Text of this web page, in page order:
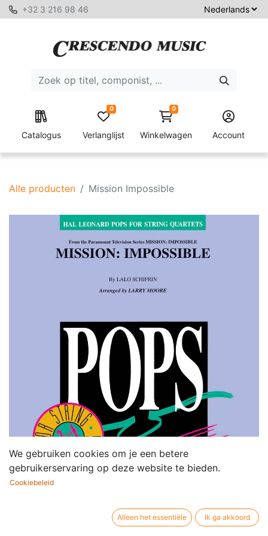
+32 3 216 98 46
Catalogus Verlanglijst
0 0
Winkelwagen Account
Alle producten Mission Impossible
We gebruiken cookies om je een betere
gebruikerservaring op deze website te bieden.
Cookiebeleid
Alleen het essentiële Ik ga akkoord